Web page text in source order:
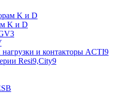
K и D
K и D
и контакторы ACTI9
Resi9,City9